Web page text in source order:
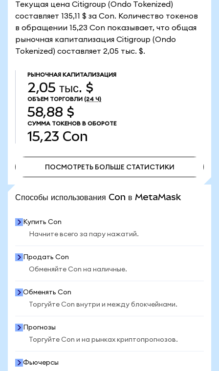
Текущая цена Citigroup (Ondo Tokenized)
составляет 135,11 $ за Con. Количество токенов
в обращении 15,23 Con показывает, что общая
рыночная капитализация Citigroup (Ondo
Tokenized) составляет 2,05 тыс. $.
РЫНОЧНАЯ КАПИТАЛИЗАЦИЯ
2,05 тыс. $
ОБЪЕМ ТОРГОВЛИ (24 Ч)
58,88 $
СУММА ТОКЕНОВ В ОБОРОТЕ
15,23 Con
ПОСМОТРЕТЬ БОЛЬШЕ СТАТИСТИКИ
Способы использования Con в MetaMask
Купить Con
Начните всего за пару нажатий.
Продать Con
Обменяйте Con на наличные.
Обменять Con
Торгуйте Con внутри и между блокчейнами.
Прогнозы
Торгуйте Con и на рынках криптопрогнозов.
Фьючерсы